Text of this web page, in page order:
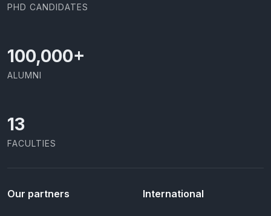
PHD CANDIDATES
100,000+
ALUMNI
13
FACULTIES
Our partners International